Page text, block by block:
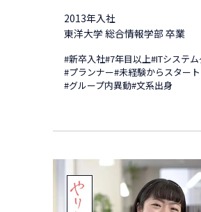
2013年入社
東洋大学 総合情報学部 卒業
#新卒入社#7年目以上#ITシステ
#プランナー#未経験からスタート
#グループ内異動#文系出身